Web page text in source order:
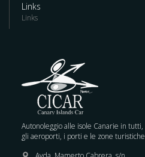
Links
Links
Autonoleggio alle isole Canarie in tutti,
gli aeroporti, i porti e le zone